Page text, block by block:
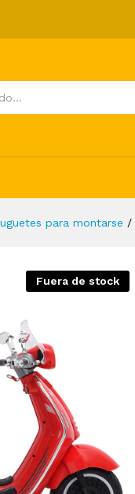
para montarse /
Fuera de stock